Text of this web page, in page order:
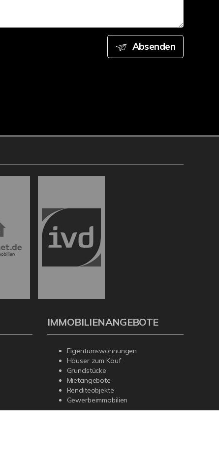
Absenden
IMMOBILIENANGEBOTE
Eigentumswohnungen
Häuser zum Kauf
Grundstücke
Mietangebote
Renditeobjekte
Gewerbeimmobilien